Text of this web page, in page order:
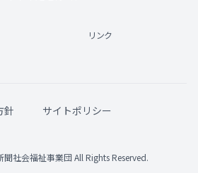
リンク
針 サイトポリシー
社会福祉事業団 All Rights Reserved.